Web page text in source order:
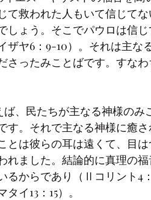
て救われた人もいて信じて
しょう。そこでパウロは信
ザヤ6：9-10）。それは主
さったみことばです。すな
す。それで主なる神様に癒
とは彼らの耳は遠くて、目
れました。結論的に真理の
るからであり（Ⅱコリント4
イ13：15）。